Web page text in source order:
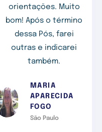
orientações. Muito
bom! Após o término
dessa Pós, farei
outras e indicarei
também.
MARIA
APARECIDA
FOGO
São Paulo